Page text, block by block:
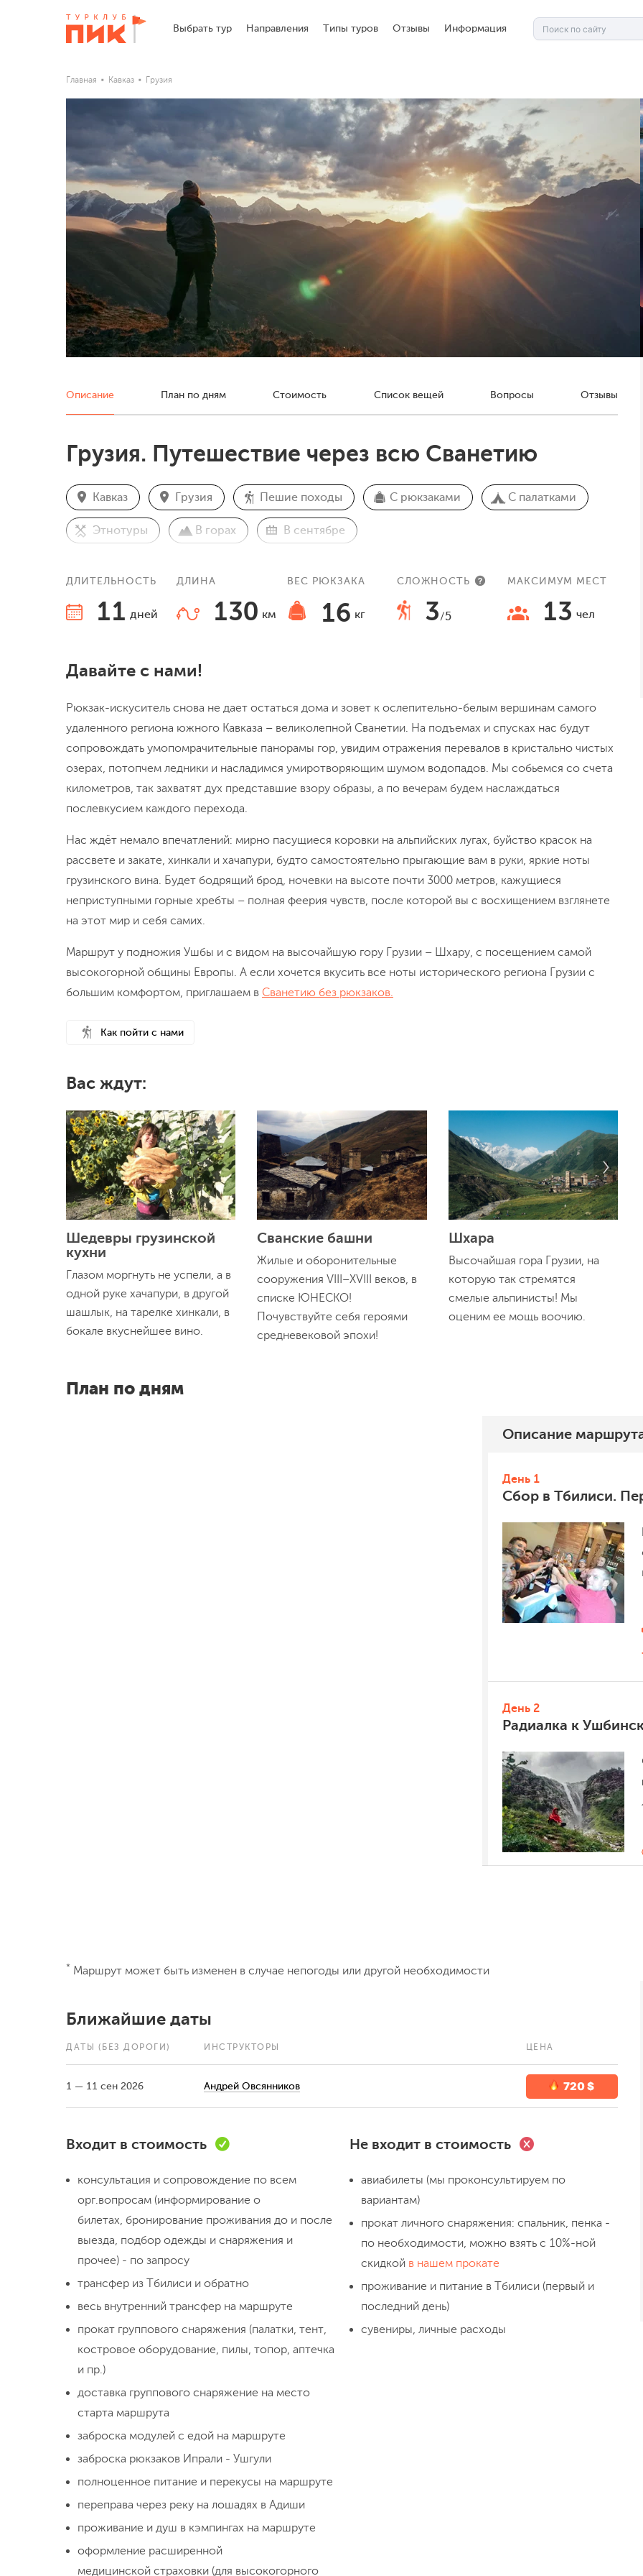
Выбрать тур Направления Типы туров Отзывы Информация
Главная Кавказ Грузия
Описание План по дням Стоимость Список вещей Вопросы Отзывы
Грузия. Путешествие через всю Сванетию
Кавказ Грузия Пешие походы С рюкзаками С палатками
Этнотуры В горах В сентябре
ДЛИТЕЛЬНОСТЬ
11 дней
ДЛИНА
130 км
ВЕС РЮКЗАКА
16 кг
СЛОЖНОСТЬ
3/5
МАКСИМУМ МЕСТ
13 чел
Давайте с нами!
Рюкзак-искуситель снова не дает остаться дома и зовет к ослепительно-белым вершинам самого
удаленного региона южного Кавказа – великолепной Сванетии. На подъемах и спусках нас будут
сопровождать умопомрачительные панорамы гор, увидим отражения перевалов в кристально чистых
озерах, потопчем ледники и насладимся умиротворяющим шумом водопадов. Мы собьемся со счета
километров, так захватят дух представшие взору образы, а по вечерам будем наслаждаться
послевкусием каждого перехода.
Нас ждёт немало впечатлений: мирно пасущиеся коровки на альпийских лугах, буйство красок на
рассвете и закате, хинкали и хачапури, будто самостоятельно прыгающие вам в руки, яркие ноты
грузинского вина. Будет бодрящий брод, ночевки на высоте почти 3000 метров, кажущиеся
неприступными горные хребты – полная феерия чувств, после которой вы с восхищением взглянете
на этот мир и себя самих.
Маршрут у подножия Ушбы и с видом на высочайшую гору Грузии – Шхару, с посещением самой
высокогорной общины Европы. А если хочется вкусить все ноты исторического региона Грузии с
большим комфортом, приглашаем в Сванетию без рюкзаков.
Как пойти с нами
Вас ждут:
Шедевры грузинской
кухни
Глазом моргнуть не успели, а в
одной руке хачапури, в другой
шашлык, на тарелке хинкали, в
бокале вкуснейшее вино.
Сванские башни
Жилые и оборонительные
сооружения VIII–XVIII веков, в
списке ЮНЕСКО!
Почувствуйте себя героями
средневековой эпохи!
Шхара
Высочайшая гора Грузии, на
которую так стремятся
смелые альпинисты! Мы
оценим ее мощь воочию.
План по дням
Описание
День 1
Сбор в Тбилиси.
День 2
Радиалка к
День 4
День 5
* Маршрут может быть изменен в случае непогоды или другой необходимости
Ближайшие даты
ДАТЫ (БЕЗ ДОРОГИ) ИНСТРУКТОРЫ ЦЕНА
1 — 11 сен 2026 Андрей Овсянников 720 $
Входит в стоимость
консультация и сопровождение по всем
орг.вопросам (информирование о
билетах, бронирование проживания до и после
выезда, подбор одежды и снаряжения и
прочее) - по запросу
трансфер из Тбилиси и обратно
весь внутренний трансфер на маршруте
прокат группового снаряжения (палатки, тент,
костровое оборудование, пилы, топор, аптечка
и пр.)
доставка группового снаряжение на место
старта маршрута
заброска модулей с едой на маршруте
заброска рюкзаков Ипрали - Ушгули
полноценное питание и перекусы на маршруте
переправа через реку на лошадях в Адиши
проживание и душ в кэмпингах на маршруте
оформление расширенной
медицинской страховки (для высокогорного
Не входит в стоимость
авиабилеты (мы проконсультируем по
вариантам)
прокат личного снаряжения: спальник, пенка -
по необходимости, можно взять с 10%-ной
скидкой в нашем прокате
проживание и питание в Тбилиси (первый и
последний день)
сувениры, личные расходы